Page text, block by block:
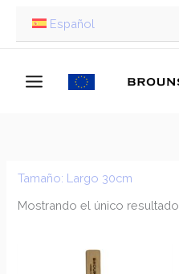
Español
Tamaño: Largo 30cm
Mostrando el único resultado